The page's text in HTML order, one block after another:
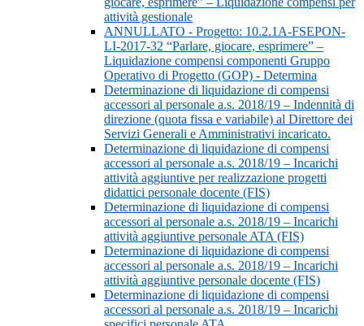
attività gestionale
ANNULLATO - Progetto: 10.2.1A-FSEPON-
LI-2017-32 “Parlare, giocare, esprimere” –
Liquidazione compensi componenti Gruppo
Operativo di Progetto (GOP) - Determina
Determinazione di liquidazione di compensi
accessori al personale a.s. 2018/19 – Indennità di
direzione (quota fissa e variabile) al Direttore dei
Servizi Generali e Amministrativi incaricato.
Determinazione di liquidazione di compensi
accessori al personale a.s. 2018/19 – Incarichi
attività aggiuntive per realizzazione progetti
didattici personale docente (FIS)
Determinazione di liquidazione di compensi
accessori al personale a.s. 2018/19 – Incarichi
attività aggiuntive personale ATA (FIS)
Determinazione di liquidazione di compensi
accessori al personale a.s. 2018/19 – Incarichi
attività aggiuntive personale docente (FIS)
Determinazione di liquidazione di compensi
accessori al personale a.s. 2018/19 – Incarichi